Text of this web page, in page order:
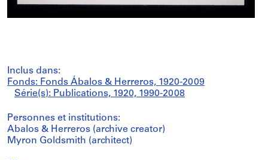
Inclus dans:
Fonds: Fonds Ábalos & Herreros, 1920-2009
Série(s): Publications, 1920, 1990-2008
Personnes et institutions:
Abalos & Herreros (archive creator)
Myron Goldsmith (architect)